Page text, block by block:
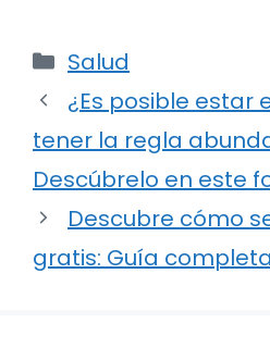
Categorías
Salud
¿Es posible estar
tener la regla
Descúbrelo en este
Descubre cómo
gratis: Guía completa